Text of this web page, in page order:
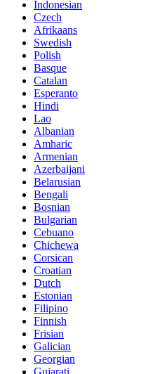
Indonesian
Czech
Afrikaans
Swedish
Polish
Basque
Catalan
Esperanto
Hindi
Lao
Albanian
Amharic
Armenian
Azerbaijani
Belarusian
Bengali
Bosnian
Bulgarian
Cebuano
Chichewa
Corsican
Croatian
Dutch
Estonian
Filipino
Finnish
Frisian
Galician
Georgian
Gujarati